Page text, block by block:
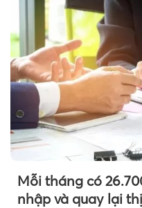
Mỗi tháng có
nhập và quay lại